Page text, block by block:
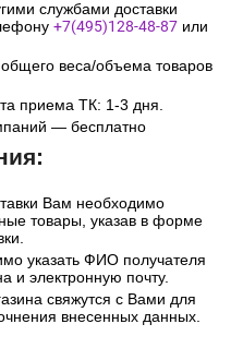
службами доставки
+7(495)128-48-87 или
веса/объема товаров
приема ТК: 1-3 дня.
— бесплатно
Вам необходимо
товары, указав в форме
указать ФИО получателя
и электронную почту.
свяжутся с Вами для
внесенных данных.